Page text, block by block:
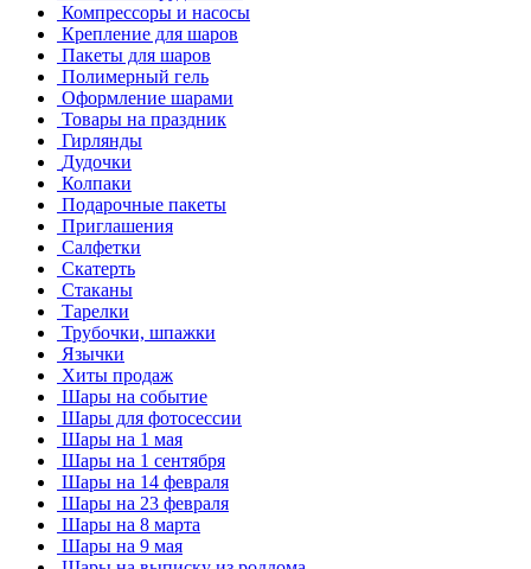
Компрессоры и насосы
Крепление для шаров
Пакеты для шаров
Полимерный гель
Оформление шарами
Товары на праздник
Гирлянды
Дудочки
Колпаки
Подарочные пакеты
Приглашения
Салфетки
Скатерть
Стаканы
Тарелки
Трубочки, шпажки
Язычки
Хиты продаж
Шары на событие
Шары для фотосессии
Шары на 1 мая
Шары на 1 сентября
Шары на 14 февраля
Шары на 23 февраля
Шары на 8 марта
Шары на 9 мая